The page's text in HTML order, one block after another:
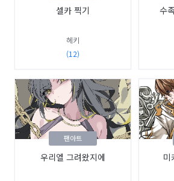
셀카 찍기
헤키
(12)
수
우리엘 그려왔지에
팬아트
미